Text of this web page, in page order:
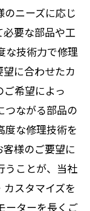
のニーズに応じ
必要な部品や工
な技術力で修理
に合わせたカ
希望によっ
つながる部品の
度な修理技術を
様のご要望に
うことが、当社
スタマイズを
ーターを長くご